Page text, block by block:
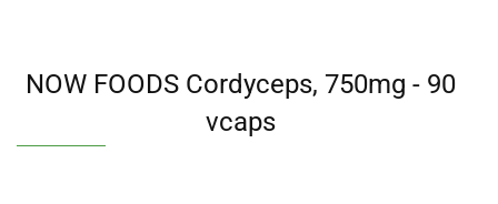
NOW FOODS Cordyceps, 750mg - 90
vcaps